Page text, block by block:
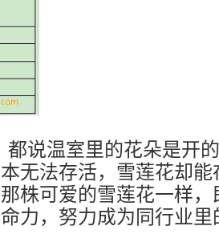
说温室里的花朵是开
无法存活，雪莲花却
株可爱的雪莲花一样
力，努力成为同行业里